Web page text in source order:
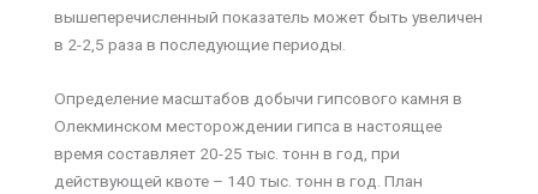
вышеперечисленный показатель может быть увеличен
в 2-2,5 раза в последующие периоды.
Определение масштабов добычи гипсового камня в
Олекминском месторождении гипса в настоящее
время составляет 20-25 тыс. тонн в год, при
действующей квоте – 140 тыс. тонн в год. План